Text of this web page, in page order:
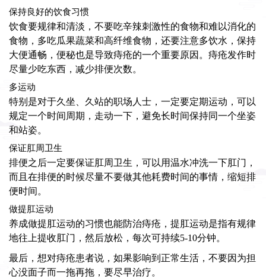
保持良好的饮食习惯
饮食要规律和清淡，不要吃辛辣刺激性的食物和难以消化的
食物，多吃瓜果蔬菜和高纤维食物，还要注意多饮水，保持
大便通畅，便秘也是导致痔疮的一个重要原因。痔疮发作时
尽量少吃东西，减少排便次数。
多运动
特别是对于久坐、久站的职场人士，一定要定期运动，可以
规定一个时间周期，走动一下，避免长时间保持同一个坐姿
和站姿。
保证肛周卫生
排便之后一定要保证肛周卫生，可以用温水冲洗一下肛门，
而且在排便的时候尽量不要做其他耗费时间的事情，缩短排
便时间。
做提肛运动
养成做提肛运动的习惯也能防治痔疮，提肛运动是指有规律
地往上提收肛门，然后放松，每次可持续5-10分钟。
最后，想对痔疮患者说，如果影响到正常生活，不要因为担
心没面子而一拖再拖，要尽早治疗。